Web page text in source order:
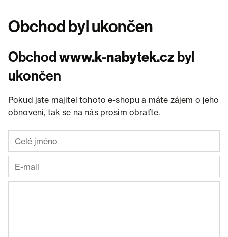
Obchod byl ukončen
Obchodwww.k-nabytek.cz byl
ukončen
Pokud jste majitel tohoto e-shopu a máte zájem o jeho
obnovení, tak se na nás prosím obraťte.